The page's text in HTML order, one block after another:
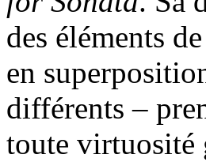
des éléments
en
différents –
toute virtuosité